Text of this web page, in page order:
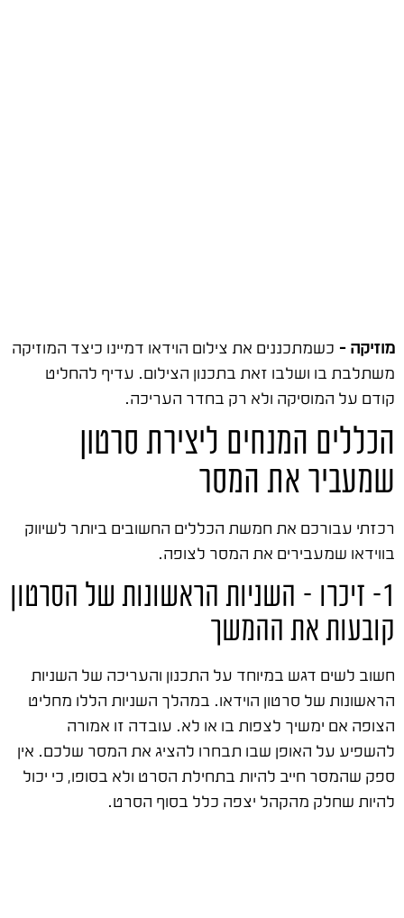
מוזיקה – כשמתכננים את צילום הוידאו דמיינו כיצד המוזיקה
משתלבת בו ושלבו זאת בתכנון הצילום. עדיף להחליט
קודם על המוסיקה ולא רק בחדר העריכה.
הכללים המנחים ליצירת סרטון
שמעביר את המסר
רכזתי עבורכם את חמשת הכללים החשובים ביותר לשיווק
בווידאו שמעבירים את המסר לצופה.
1- זיכרו – השניות הראשונות של הסרטון
קובעות את ההמשך
חשוב לשים דגש במיוחד על התכנון והעריכה של השניות
הראשונות של סרטון הוידאו. במהלך השניות הללו מחליט
הצופה אם ימשיך לצפות בו או לא. עובדה זו אמורה
להשפיע על האופן שבו תבחרו להציג את המסר שלכם. אין
ספק שהמסר חייב להיות בתחילת הסרט ולא בסופו, כי יכול
להיות שחלק מהקהל יצפה כלל בסוף הסרט.